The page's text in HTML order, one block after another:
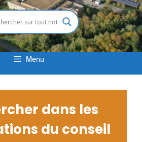
Menu
dans les
du conseil